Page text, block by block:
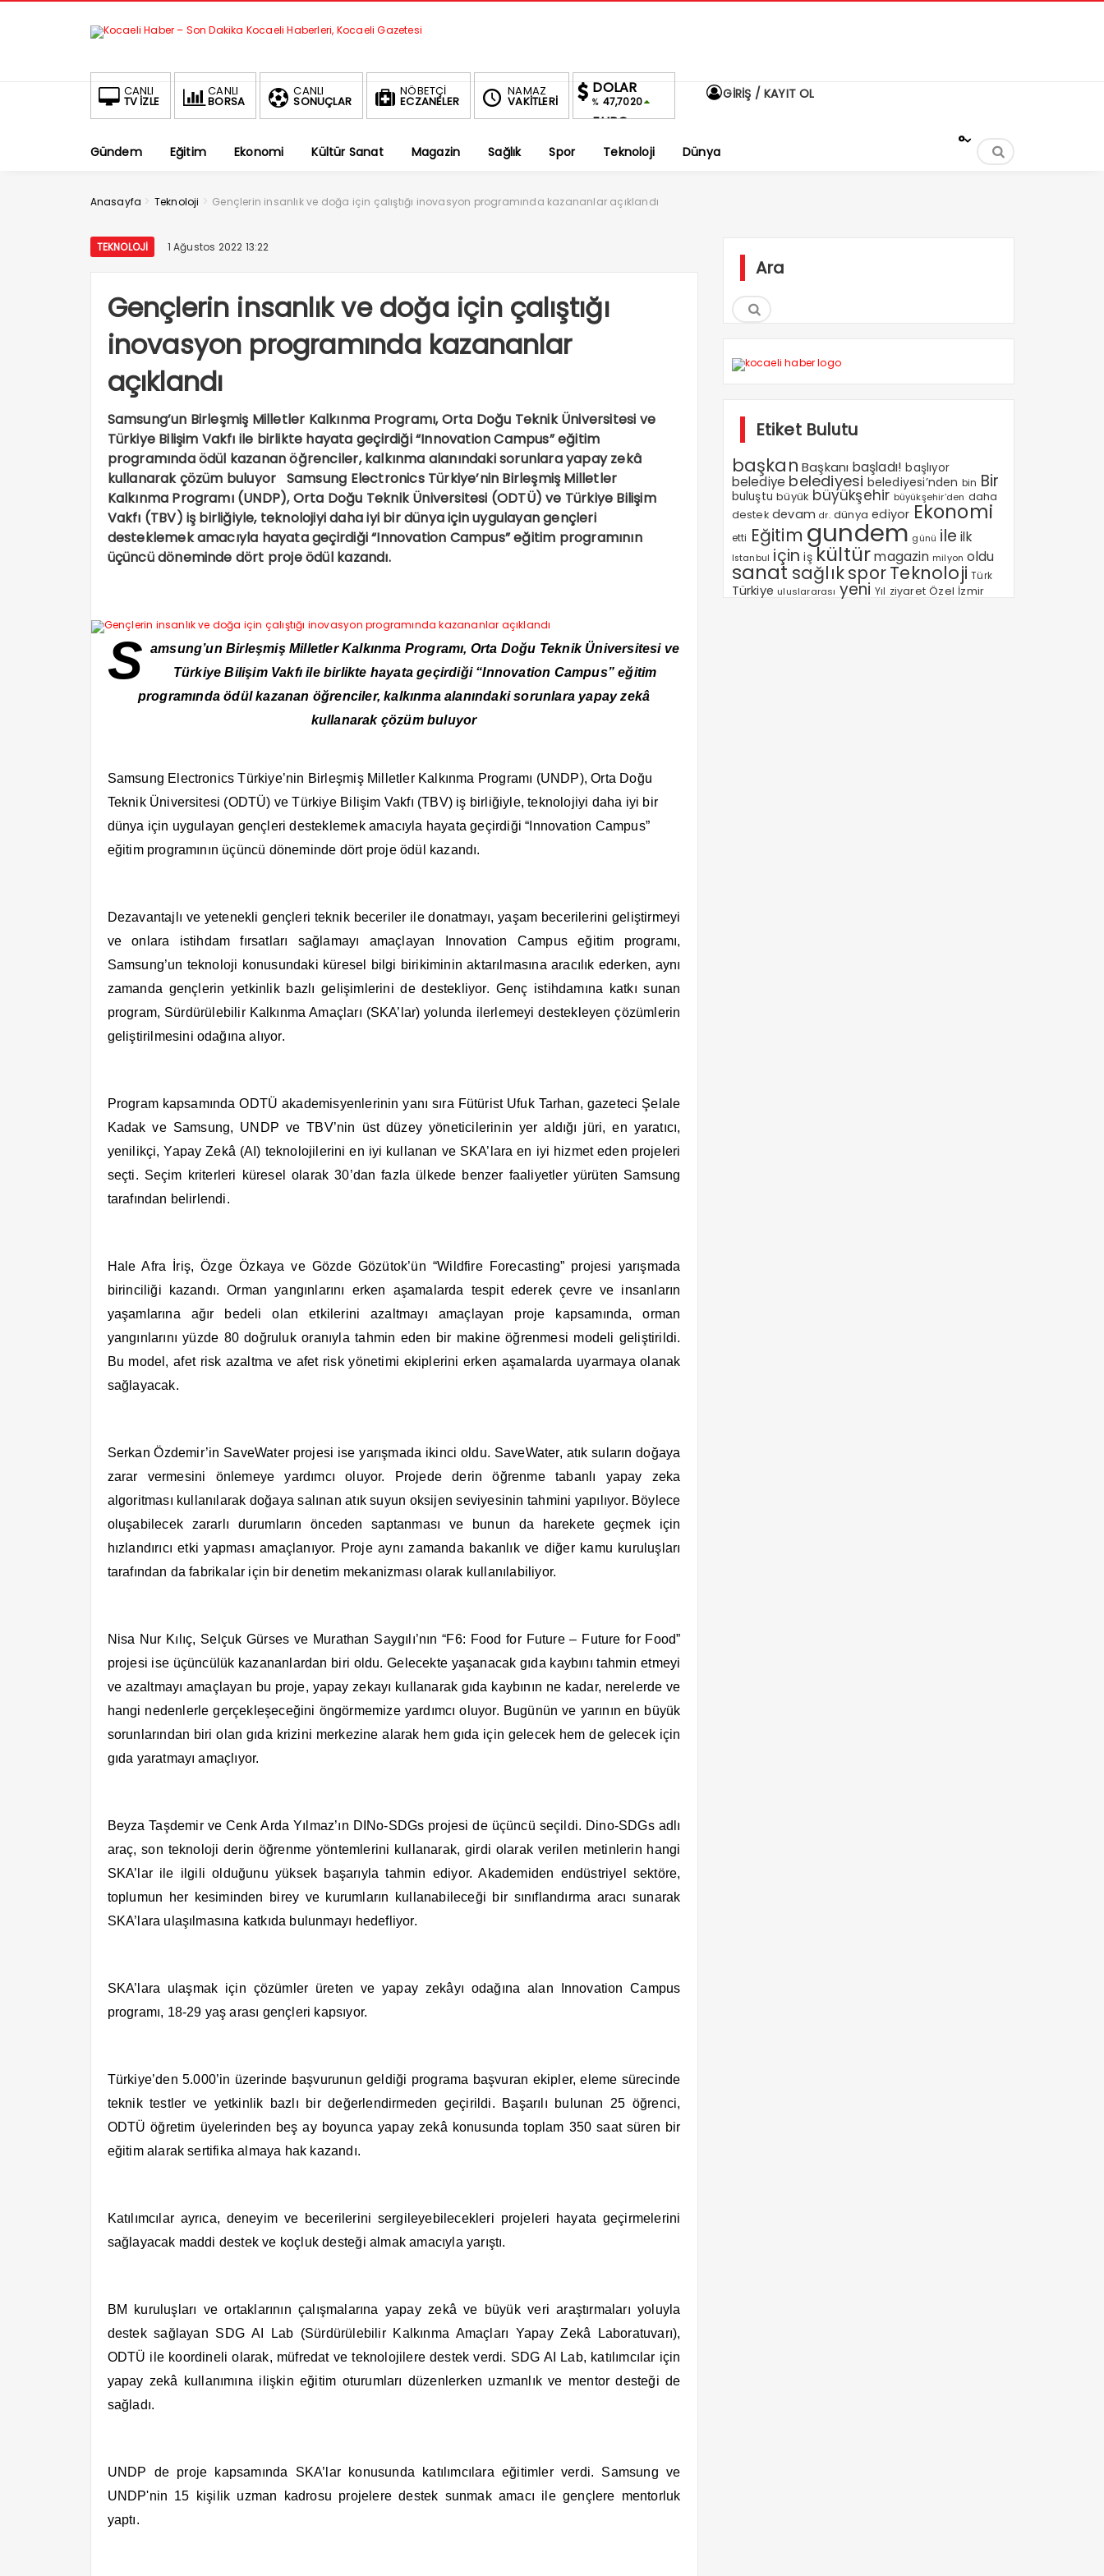
CANLI
TV İZLE
CANLI
BORSA
CANLI
SONUÇLAR
NÖBETÇİ
ECZANELER
NAMAZ
VAKİTLERİ
DOLAR
% 47,7020
EURO
ALTIN
-0.47% 1.682,72
GİRİŞ / KAYIT OL
Gündem Eğitim Ekonomi Kültür Sanat Magazin Sağlık Spor Teknoloji Dünya
°
Anasayfa > Teknoloji > Gençlerin insanlık ve doğa için çalıştığı inovasyon programında kazananlar açıklandı
TEKNOLOJI 1 Ağustos 2022 13:22
Gençlerin insanlık ve doğa için çalıştığı
inovasyon programında kazananlar
açıklandı
Samsung’un Birleşmiş Milletler Kalkınma Programı, Orta Doğu Teknik Üniversitesi ve
Türkiye Bilişim Vakfı ile birlikte hayata geçirdiği “Innovation Campus” eğitim
programında ödül kazanan öğrenciler, kalkınma alanındaki sorunlara yapay zekâ
kullanarak çözüm buluyor Samsung Electronics Türkiye’nin Birleşmiş Milletler
Kalkınma Programı (UNDP), Orta Doğu Teknik Üniversitesi (ODTÜ) ve Türkiye Bilişim
Vakfı (TBV) iş birliğiyle, teknolojiyi daha iyi bir dünya için uygulayan gençleri
desteklemek amacıyla hayata geçirdiği “Innovation Campus” eğitim programının
üçüncü döneminde dört proje ödül kazandı.
S amsung’un Birleşmiş Milletler Kalkınma Programı, Orta Doğu Teknik Üniversitesi ve
Türkiye Bilişim Vakfı ile birlikte hayata geçirdiği “Innovation Campus” eğitim
programında ödül kazanan öğrenciler, kalkınma alanındaki sorunlara yapay zekâ
kullanarak çözüm buluyor
Samsung Electronics Türkiye’nin Birleşmiş Milletler Kalkınma Programı (UNDP), Orta Doğu
Teknik Üniversitesi (ODTÜ) ve Türkiye Bilişim Vakfı (TBV) iş birliğiyle, teknolojiyi daha iyi bir
dünya için uygulayan gençleri desteklemek amacıyla hayata geçirdiği “Innovation Campus”
eğitim programının üçüncü döneminde dört proje ödül kazandı.
Dezavantajlı ve yetenekli gençleri teknik beceriler ile donatmayı, yaşam becerilerini geliştirmeyi
ve onlara istihdam fırsatları sağlamayı amaçlayan Innovation Campus eğitim programı,
Samsung’un teknoloji konusundaki küresel bilgi birikiminin aktarılmasına aracılık ederken, aynı
zamanda gençlerin yetkinlik bazlı gelişimlerini de destekliyor. Genç istihdamına katkı sunan
program, Sürdürülebilir Kalkınma Amaçları (SKA’lar) yolunda ilerlemeyi destekleyen çözümlerin
geliştirilmesini odağına alıyor.
Program kapsamında ODTÜ akademisyenlerinin yanı sıra Fütürist Ufuk Tarhan, gazeteci Şelale
Kadak ve Samsung, UNDP ve TBV’nin üst düzey yöneticilerinin yer aldığı jüri, en yaratıcı,
yenilikçi, Yapay Zekâ (AI) teknolojilerini en iyi kullanan ve SKA’lara en iyi hizmet eden projeleri
seçti. Seçim kriterleri küresel olarak 30’dan fazla ülkede benzer faaliyetler yürüten Samsung
tarafından belirlendi.
Hale Afra İriş, Özge Özkaya ve Gözde Gözütok’ün “Wildfire Forecasting” projesi yarışmada
birinciliği kazandı. Orman yangınlarını erken aşamalarda tespit ederek çevre ve insanların
yaşamlarına ağır bedeli olan etkilerini azaltmayı amaçlayan proje kapsamında, orman
yangınlarını yüzde 80 doğruluk oranıyla tahmin eden bir makine öğrenmesi modeli geliştirildi.
Bu model, afet risk azaltma ve afet risk yönetimi ekiplerini erken aşamalarda uyarmaya olanak
sağlayacak.
Serkan Özdemir’in SaveWater projesi ise yarışmada ikinci oldu. SaveWater, atık suların doğaya
zarar vermesini önlemeye yardımcı oluyor. Projede derin öğrenme tabanlı yapay zeka
algoritması kullanılarak doğaya salınan atık suyun oksijen seviyesinin tahmini yapılıyor. Böylece
oluşabilecek zararlı durumların önceden saptanması ve bunun da harekete geçmek için
hızlandırıcı etki yapması amaçlanıyor. Proje aynı zamanda bakanlık ve diğer kamu kuruluşları
tarafından da fabrikalar için bir denetim mekanizması olarak kullanılabiliyor.
Nisa Nur Kılıç, Selçuk Gürses ve Murathan Saygılı’nın “F6: Food for Future – Future for Food”
projesi ise üçüncülük kazananlardan biri oldu. Gelecekte yaşanacak gıda kaybını tahmin etmeyi
ve azaltmayı amaçlayan bu proje, yapay zekayı kullanarak gıda kaybının ne kadar, nerelerde ve
hangi nedenlerle gerçekleşeceğini öngörmemize yardımcı oluyor. Bugünün ve yarının en büyük
sorunlarından biri olan gıda krizini merkezine alarak hem gıda için gelecek hem de gelecek için
gıda yaratmayı amaçlıyor.
Beyza Taşdemir ve Cenk Arda Yılmaz’ın DINo-SDGs projesi de üçüncü seçildi. Dino-SDGs adlı
araç, son teknoloji derin öğrenme yöntemlerini kullanarak, girdi olarak verilen metinlerin hangi
SKA’lar ile ilgili olduğunu yüksek başarıyla tahmin ediyor. Akademiden endüstriyel sektöre,
toplumun her kesiminden birey ve kurumların kullanabileceği bir sınıflandırma aracı sunarak
SKA’lara ulaşılmasına katkıda bulunmayı hedefliyor.
SKA’lara ulaşmak için çözümler üreten ve yapay zekâyı odağına alan Innovation Campus
programı, 18-29 yaş arası gençleri kapsıyor.
Türkiye’den 5.000’in üzerinde başvurunun geldiği programa başvuran ekipler, eleme sürecinde
teknik testler ve yetkinlik bazlı bir değerlendirmeden geçirildi. Başarılı bulunan 25 öğrenci,
ODTÜ öğretim üyelerinden beş ay boyunca yapay zekâ konusunda toplam 350 saat süren bir
eğitim alarak sertifika almaya hak kazandı.
Katılımcılar ayrıca, deneyim ve becerilerini sergileyebilecekleri projeleri hayata geçirmelerini
sağlayacak maddi destek ve koçluk desteği almak amacıyla yarıştı.
BM kuruluşları ve ortaklarının çalışmalarına yapay zekâ ve büyük veri araştırmaları yoluyla
destek sağlayan SDG AI Lab (Sürdürülebilir Kalkınma Amaçları Yapay Zekâ Laboratuvarı),
ODTÜ ile koordineli olarak, müfredat ve teknolojilere destek verdi. SDG AI Lab, katılımcılar için
yapay zekâ kullanımına ilişkin eğitim oturumları düzenlerken uzmanlık ve mentor desteği de
sağladı.
UNDP de proje kapsamında SKA’lar konusunda katılımcılara eğitimler verdi. Samsung ve
UNDP'nin 15 kişilik uzman kadrosu projelere destek sunmak amacı ile gençlere mentorluk
yaptı.
Ara
Etiket Bulutu
başkan Başkanı başladı! başlıyor
belediye belediyesi belediyesi’nden bin Bir
buluştu büyük büyükşehir büyükşehir’den daha
destek devam dr. dünya ediyor Ekonomi
etti Eğitim gundem günü ile ilk
Istanbul için iş kültür magazin milyon oldu
sanat sağlıksporTeknoloji Türk
Türkiye uluslararası yeni Yıl ziyaret Özel İzmir